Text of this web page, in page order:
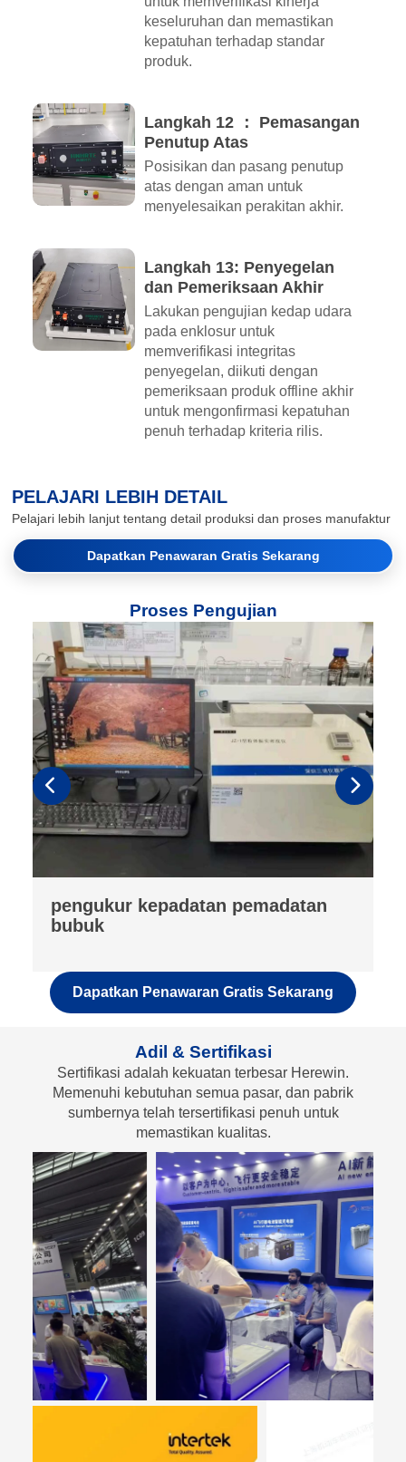
keseluruhan dan memastikan
kepatuhan terhadap standar
produk.
Langkah 12 ： Pemasangan
Penutup Atas
Posisikan dan pasang penutup
atas dengan aman untuk
menyelesaikan perakitan akhir.
Langkah 13: Penyegelan
dan Pemeriksaan Akhir
Lakukan pengujian kedap udara
pada enklosur untuk
memverifikasi integritas
penyegelan, diikuti dengan
pemeriksaan produk offline akhir
untuk mengonfirmasi kepatuhan
penuh terhadap kriteria rilis.
PELAJARI LEBIH DETAIL
Pelajari lebih lanjut tentang detail produksi dan proses manufaktur
Dapatkan Penawaran Gratis Sekarang
Proses Pengujian
penganalisis fluoresensi
Dapatkan Penawaran Gratis Sekarang
Adil & Sertifikasi
Sertifikasi adalah kekuatan terbesar Herewin.
Memenuhi kebutuhan semua pasar, dan pabrik
sumbernya telah tersertifikasi penuh untuk
memastikan kualitas.